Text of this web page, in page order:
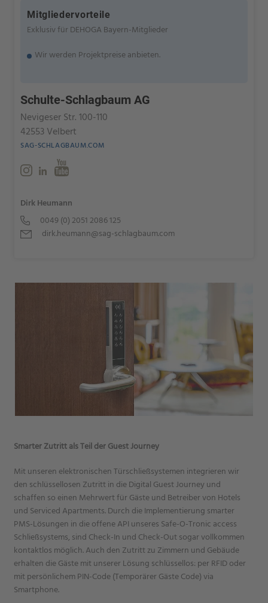
Mitgliedervorteile
Exklusiv für DEHOGA Bayern-Mitglieder
Wir werden Projektpreise anbieten.
Schulte-Schlagbaum AG
Nevigeser Str. 100-110
42553 Velbert
SAG-SCHLAGBAUM.COM
Dirk Heumann
0049 (0) 2051 2086 125
dirk.heumann@sag-schlagbaum.com
Smarter Zutritt als Teil der Guest Journey
Mit unseren elektronischen Türschließsystemen integrieren wir
den schlüssellosen Zutritt in die Digital Guest Journey und
schaffen so einen Mehrwert für Gäste und Betreiber von Hotels
und Serviced Apartments. Durch die Implementierung smarter
PMS-Lösungen in die offene API unseres Safe-O-Tronic access
Schließsystems, sind Check-In und Check-Out sogar vollkommen
kontaktlos möglich. Auch den Zutritt zu Zimmern und Gebäude
erhalten die Gäste mit unserer Lösung schlüssellos: per RFID oder
mit persönlichem PIN-Code (Temporärer Gäste Code) via
Smartphone.